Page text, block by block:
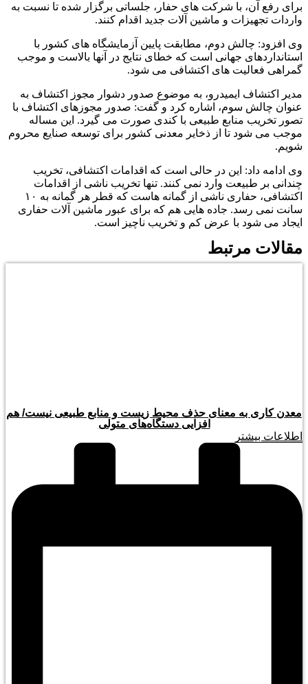
برای رفع آن، با شرکت های حفار، جلساتی برگزار شده تا نسبت به
واردات تجهیزات و ماشین آلات جدید اقدام کنند.
وی افزود: چالش دوم، مطابقت پایین آزمایشگاه های کشور با
استانداردهای جهانی است که خطای نتایج در آنها بالاست و موجب
گمراهی فعالیت های اکتشافی می شود.
مدیر اکتشاف ایمیدرو، به موضوع صدور دشوار مجوز اکتشاف به
عنوان چالش سوم، اشاره کرد و گفت: صدور مجوزهای اکتشاف با
تصور تخریب منابع طبیعی با کندی صورت می گیرد. این مساله
موجب می شود تا از ذخایر معدنی کشور برای توسعه صنایع محروم
شویم.
وی ادامه داد: این در حالی است که اقدامات اکتشافی، تخریب
چندانی بر طبیعت وارد نمی کنند. تنها تخریب ناشی از اقدامات
اکتشافی، حفاری ناشی از گمانه هاست که قطر هر گمانه به ۱۰
سانت نمی رسد. جاده هایی هم که برای عبور ماشین آلات حفاری
ایجاد می شود با عرض کم و تخریب ناچیز است.
مقالات مرتبط
معدن کاری به معنای حذف محیط زیست و منابع طبیعی نیست/ هم
افزایی دستگاه‌های متولی
اطلاعات بیشتر